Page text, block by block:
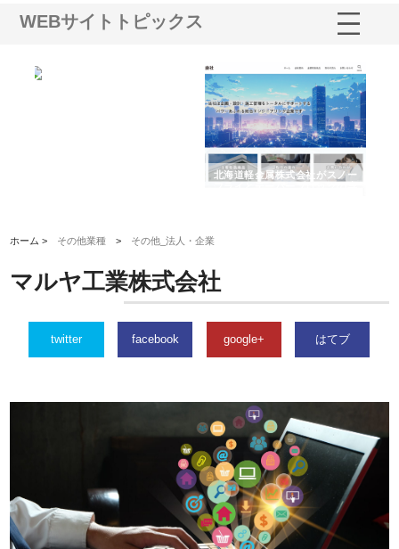
WEBサイトトピックス
北海道軽金属株式会社がスノー
ホーム > その他業種 > その他_法人・企業
マルヤ工業株式会社
twitter facebook google+ はてブ